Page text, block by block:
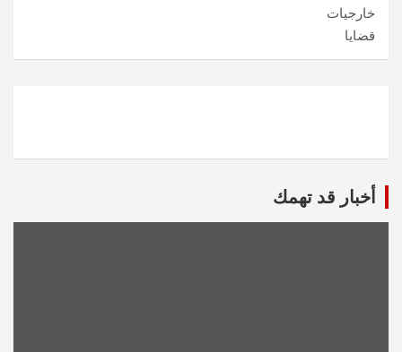
خارجيات
قضايا
أخبار قد تهمك